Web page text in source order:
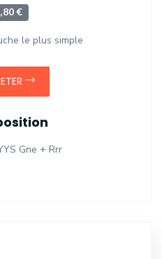
€
le plus simple
Gne + Rrr